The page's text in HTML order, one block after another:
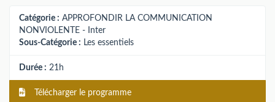
Catégorie : APPROFONDIR LA COMMUNICATION
NONVIOLENTE - Inter
Sous-Catégorie : Les essentiels
Durée : 21h
Télécharger le programme